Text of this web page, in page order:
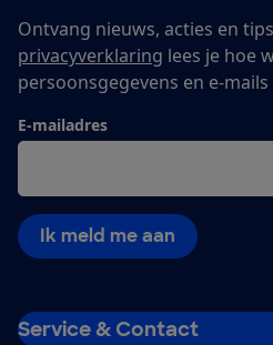
Ontvang nieuws, acties en
privacyverklaring lees je hoe
persoonsgegevens en e-
E-mailadres
Ik meld me aan
Service & Contact